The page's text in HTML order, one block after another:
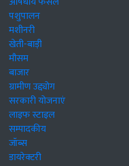
पशुपालन
मशीनरी
खेती-बाड़ी
मौसम
बाजार
ग्रामीण उद्द्योग
सरकारी योजनाएं
लाइफ स्टाइल
सम्पादकीय
जॉब्स
डायरेक्टरी